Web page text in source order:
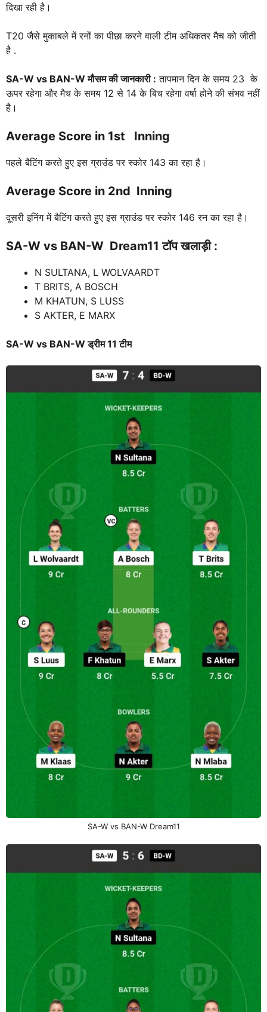
दिखा रही है।
T20 जैसे मुकाबले में रनों का पीछा करने वाली टीम अधिकतर मैच को जीती
है .
SA-W vs BAN-Wमौसम की जानकारी : तापमान दिन के समय 23 के
ऊपर रहेगा और मैच के समय 12 से 14 के बिच रहेगा वर्षा होने की संभव नहीं
है।
Average Score in 1st Inning
पहले बैटिंग करते हुए इस ग्राउंड पर स्कोर 143 का रहा है।
Average Score in 2nd Inning
दूसरी इनिंग में बैटिंग करते हुए इस ग्राउंड पर स्कोर 146 रन का रहा है।
SA-W vs BAN-W Dream11 टॉप खलाड़ी :
N SULTANA, L WOLVAARDT
T BRITS, A BOSCH
M KHATUN, S LUSS
S AKTER, E MARX
SA-W vs BAN-W ड्रीम 11 टीम
SA-W vs BAN-W Dream11